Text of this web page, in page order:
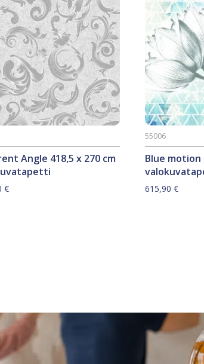
Angle 418,5 x 270 cm
€
Blue motion
55006
615,90€